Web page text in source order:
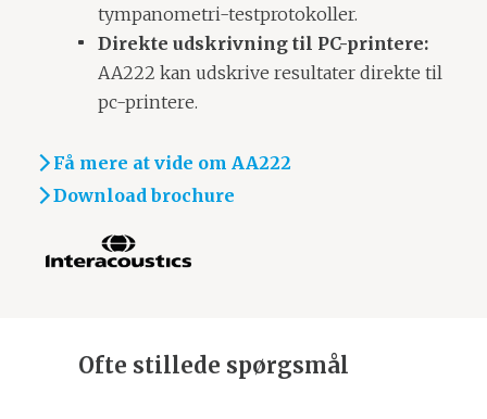
tympanometri-testprotokoller.
Direkte udskrivning til PC-printere:
AA222 kan udskrive resultater direkte til
pc-printere.
Få mere at vide om AA222
Download brochure
Ofte stillede spørgsmål